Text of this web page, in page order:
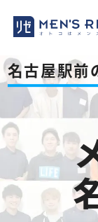
名古屋駅前